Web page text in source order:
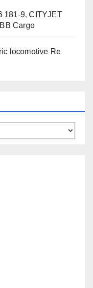
181-9, CITYJET
Cargo
locomotive Re